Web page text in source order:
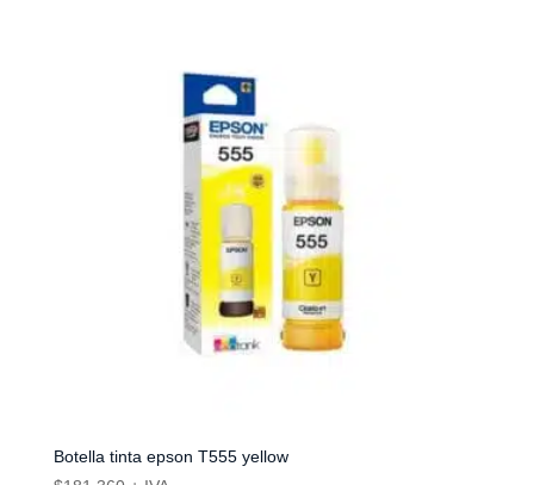
Botella tinta epson T555 yellow